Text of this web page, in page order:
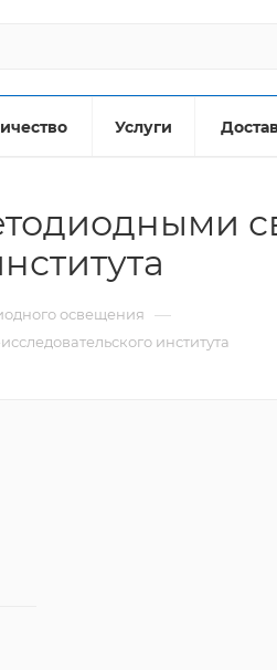
Услуги
освещения —
института